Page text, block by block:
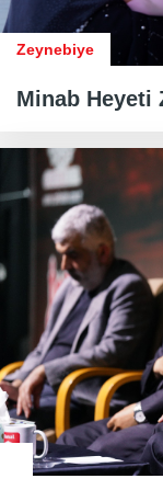
Zeynebiye
Minab Heyeti